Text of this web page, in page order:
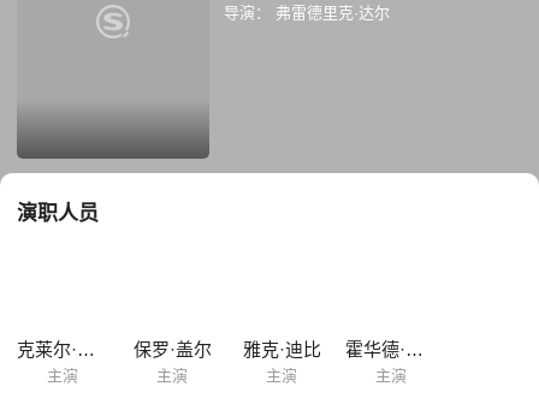
JacquelineMorane
MarcelChampel
导演： 弗雷德里克·达尔
演职人员
克莱尔·莫里耶
主演
保罗·盖尔
主演
雅克·迪比
主演
霍华德·沃侬
主演